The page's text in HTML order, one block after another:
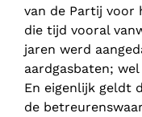
van de Partij voor
die tijd vooral
jaren werd
aardgasbaten;
En eigenlijk geldt
de